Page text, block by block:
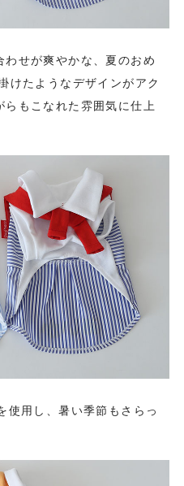
せが爽やかな、夏のおめ
けたようなデザインがアク
らもこなれた雰囲気に仕上
使用し、暑い季節もさらっ